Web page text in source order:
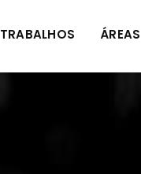
TRABALHOS ÁREAS